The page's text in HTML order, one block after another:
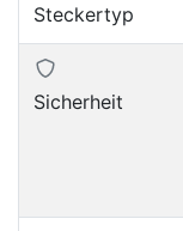
Steckertyp
Sicherheit